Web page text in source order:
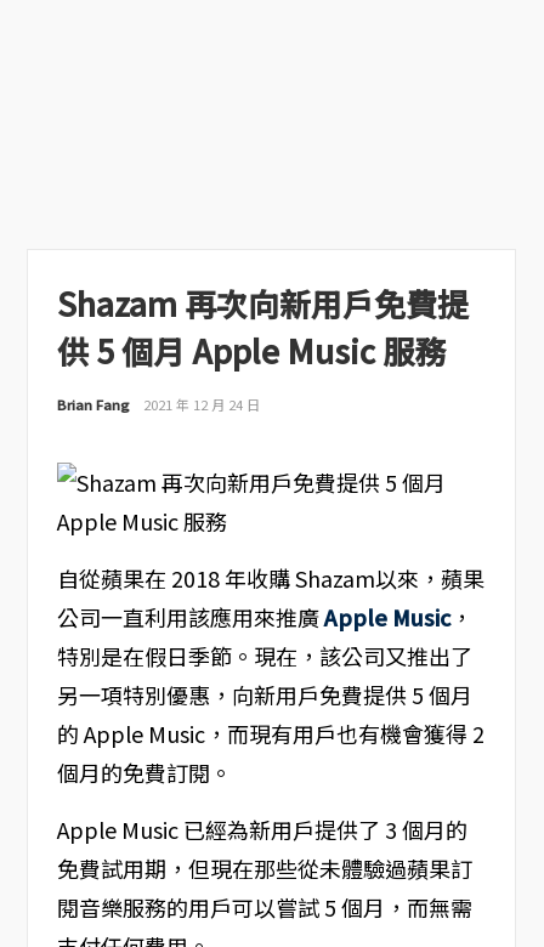
Shazam 再次向新用戶免費提
供 5 個月 Apple Music 服務
Brian Fang 2021 年 12 月 24 日
自從蘋果在 2018 年收購 Shazam以來，蘋果
公司一直利用該應用來推廣Apple Music，
特別是在假日季節。現在，該公司又推出了
另一項特別優惠，向新用戶免費提供 5 個月
的 Apple Music，而現有用戶也有機會獲得 2
個月的免費訂閱。
Apple Music 已經為新用戶提供了 3 個月的
免費試用期，但現在那些從未體驗過蘋果訂
閱音樂服務的用戶可以嘗試 5 個月，而無需